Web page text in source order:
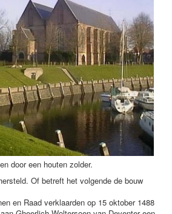
door een houten zolder.
Of betreft het volgende de bouw
en Raad verklaarden op 15 oktober 1488